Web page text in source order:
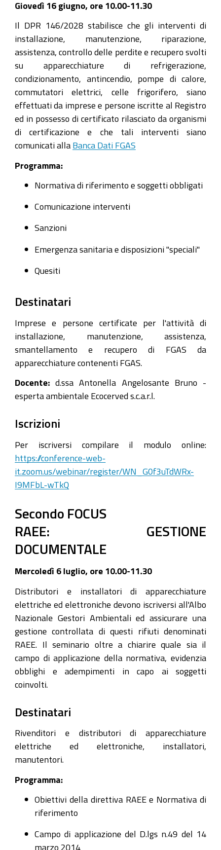
16T11:30:00+02:00
16
giugno
e
6
luglio
Giovedì 16 giugno, ore 10.00-11.30
Il DPR 146/2028 stabilisce che gli interventi di
installazione, manutenzione, riparazione,
assistenza, controllo delle perdite e recupero svolti
su apparecchiature di refrigerazione,
condizionamento, antincendio, pompe di calore,
commutatori elettrici, celle frigorifero, siano
effettuati da imprese e persone iscritte al Registro
ed in possesso di certificato rilasciato da organismi
di certificazione e che tali interventi siano
comunicati alla Banca Dati FGAS
Programma:
Normativa di riferimento e soggetti obbligati
Comunicazione interventi
Sanzioni
Emergenza sanitaria e disposizioni "speciali"
Quesiti
Destinatari
Imprese e persone certificate per l'attività di
installazione, manutenzione, assistenza,
smantellamento e recupero di FGAS da
apparecchiature contenenti FGAS.
Docente: d.ssa Antonella Angelosante Bruno -
esperta ambientale Ecocerved s.c.a.r.l.
Iscrizioni
Per iscriversi compilare il modulo online:
https://conference-web-
it.zoom.us/webinar/register/WN_G0f3uTdWRx-
I9MFbL-wTkQ
Secondo FOCUS
RAEE: GESTIONE
DOCUMENTALE
Mercoledì 6 luglio, ore 10.00-11.30
Distributori e installatori di apparecchiature
elettriche ed elettroniche devono iscriversi all'Albo
Nazionale Gestori Ambientali ed assicurare una
gestione controllata di questi rifiuti denominati
RAEE. Il seminario oltre a chiarire quale sia il
campo di applicazione della normativa, evidenzia
obblighi e adempimenti in capo ai soggetti
coinvolti.
Destinatari
Rivenditori e distributori di apparecchiature
elettriche ed elettroniche, installatori,
manutentori.
Programma:
Obiettivi della direttiva RAEE e Normativa di
riferimento
Campo di applicazione del D.lgs n.49 del 14
marzo 2014